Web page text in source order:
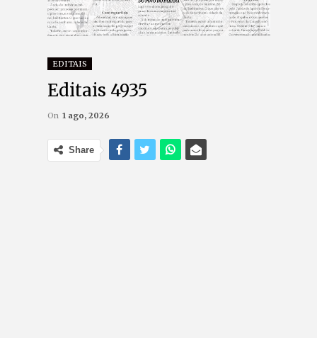
EDITAIS
Editais 4935
On 1 ago, 2026
Share